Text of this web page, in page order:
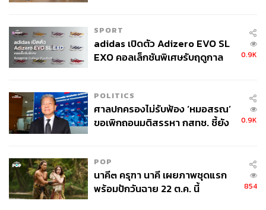
SPORT
adidas เปิดตัว Adizero EVO SL
EXO คอลเล็กชันพิเศษรับฤดูกาล
0.9K
POLITICS
ศาลปกครองไม่รับฟ้อง ‘หมอสรณ’
ขอเพิกถอนมติสรรหา กสทช. ชี้ยัง
0.9K
POP
นาคี๓ ครุฑา นาคี เผยภาพชุดแรก
พร้อมปักวันฉาย 22 ต.ค. นี้
854